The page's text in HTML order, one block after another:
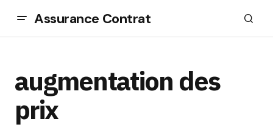
Assurance Contrat
augmentation des
prix